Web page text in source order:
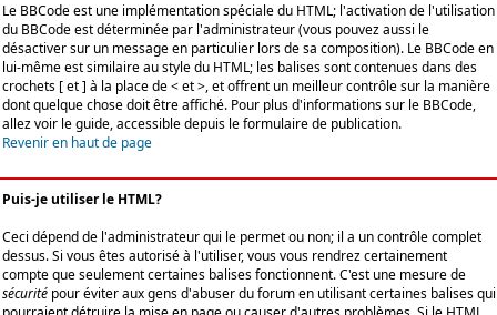
Le BBCode est une implémentation spéciale du HTML; l'activation de l'utilisation
du BBCode est déterminée par l'administrateur (vous pouvez aussi le
désactiver sur un message en particulier lors de sa composition). Le BBCode en
lui-même est similaire au style du HTML; les balises sont contenues dans des
crochets [ et ] à la place de < et >, et offrent un meilleur contrôle sur la manière
dont quelque chose doit être affiché. Pour plus d'informations sur le BBCode,
allez voir le guide, accessible depuis le formulaire de publication.
Revenir en haut de page
Puis-je utiliser le HTML?
Ceci dépend de l'administrateur qui le permet ou non; il a un contrôle complet
dessus. Si vous êtes autorisé à l'utiliser, vous vous rendrez certainement
compte que seulement certaines balises fonctionnent. C'est une mesure de
sécurité pour éviter aux gens d'abuser du forum en utilisant certaines balises qui